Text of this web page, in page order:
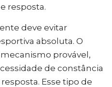
resposta.
deve evitar
absoluta. O
provável,
de constância
Esse tipo de